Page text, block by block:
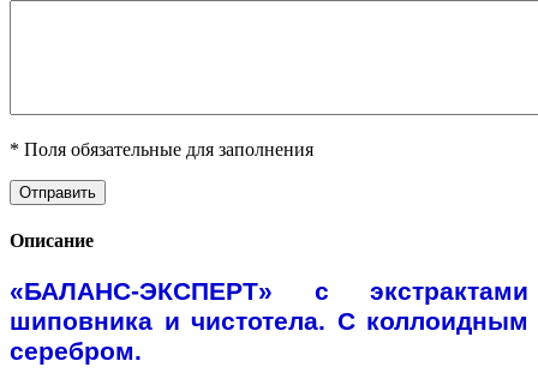
* Поля обязательные для заполнения
Описание
«БАЛАНС-ЭКСПЕРТ» с экстрактами
шиповника и чистотела. С коллоидным
серебром.